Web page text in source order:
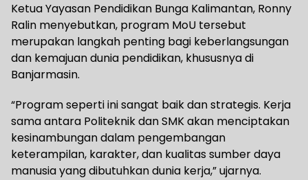
Ketua Yayasan Pendidikan Bunga Kalimantan, Ronny
Ralin menyebutkan, program MoU tersebut
merupakan langkah penting bagi keberlangsungan
dan kemajuan dunia pendidikan, khususnya di
Banjarmasin.
“Program seperti ini sangat baik dan strategis. Kerja
sama antara Politeknik dan SMK akan menciptakan
kesinambungan dalam pengembangan
keterampilan, karakter, dan kualitas sumber daya
manusia yang dibutuhkan dunia kerja,” ujarnya.